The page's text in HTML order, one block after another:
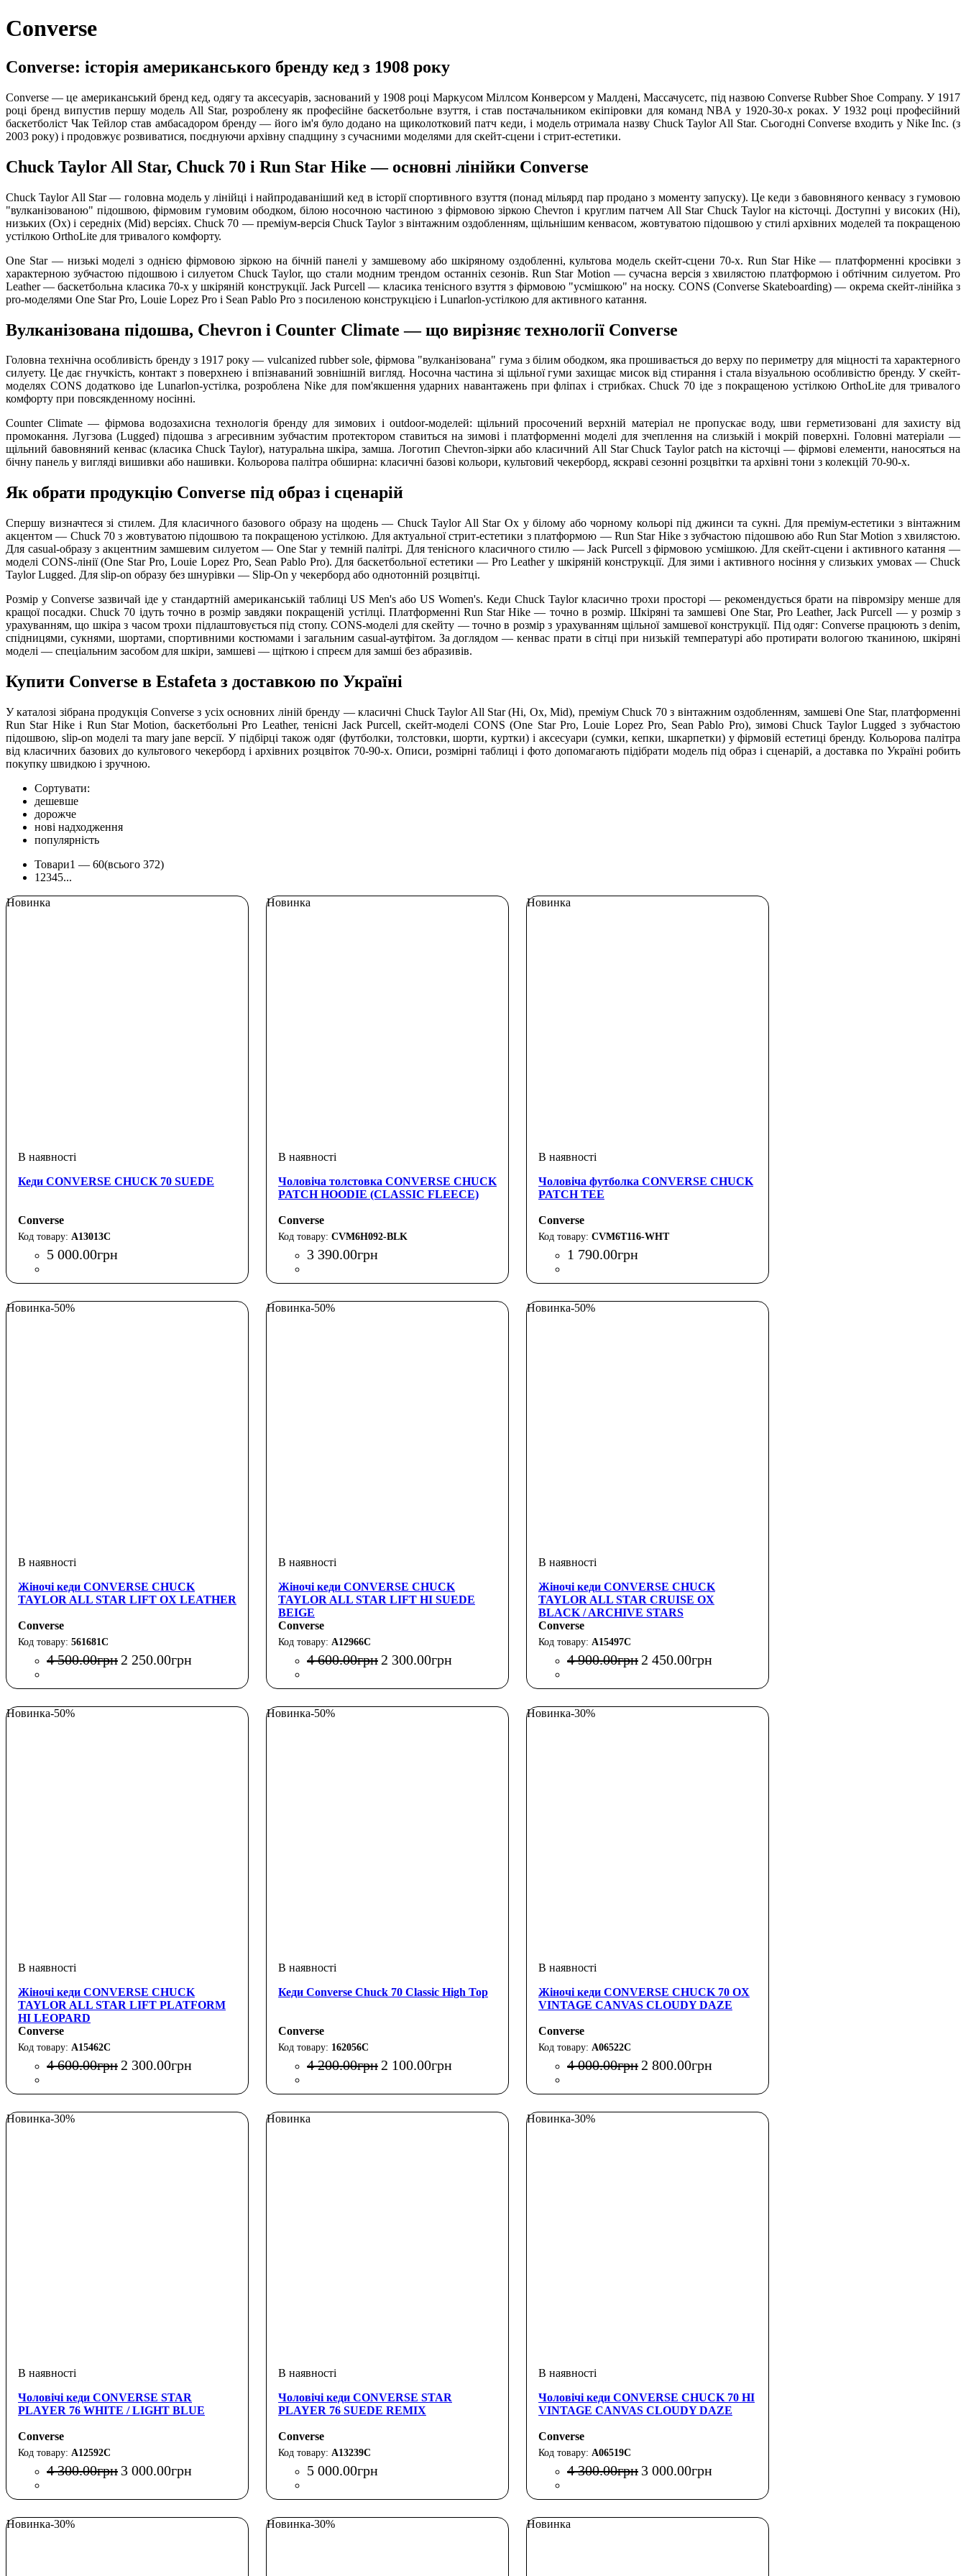
Converse
Converse: історія американського бренду кед з 1908 року
Converse — це американський бренд кед, одягу та аксесуарів, заснований у 1908 році Маркусом Міллсом Конверсом у Малдені, Массачусетс, під назвою Converse Rubber Shoe Company. У 1917
році бренд випустив першу модель All Star, розроблену як професійне баскетбольне взуття, і став постачальником екіпіровки для команд NBA у 1920-30-х роках. У 1932 році професійний
баскетболіст Чак Тейлор став амбасадором бренду — його ім'я було додано на щиколотковий патч кеди, і модель отримала назву Chuck Taylor All Star. Сьогодні Converse входить у Nike Inc. (з
2003 року) і продовжує розвиватися, поєднуючи архівну спадщину з сучасними моделями для скейт-сцени і стрит-естетики.
Chuck Taylor All Star, Chuck 70 і Run Star Hike — основні лінійки Converse
Chuck Taylor All Star — головна модель у лінійці і найпродаваніший кед в історії спортивного взуття (понад мільярд пар продано з моменту запуску). Це кеди з бавовняного кенвасу з гумовою
"вулканізованою" підошвою, фірмовим гумовим ободком, білою носочною частиною з фірмовою зіркою Chevron і круглим патчем All Star Chuck Taylor на кісточці. Доступні у високих (Hi),
низьких (Ox) і середніх (Mid) версіях. Chuck 70 — преміум-версія Chuck Taylor з вінтажним оздобленням, щільнішим кенвасом, жовтуватою підошвою у стилі архівних моделей та покращеною
устілкою OrthoLite для тривалого комфорту.
One Star — низькі моделі з однією фірмовою зіркою на бічній панелі у замшевому або шкіряному оздобленні, культова модель скейт-сцени 70-х. Run Star Hike — платформенні кросівки з
характерною зубчастою підошвою і силуетом Chuck Taylor, що стали модним трендом останніх сезонів. Run Star Motion — сучасна версія з хвилястою платформою і обтічним силуетом. Pro
Leather — баскетбольна класика 70-х у шкіряній конструкції. Jack Purcell — класика тенісного взуття з фірмовою "усмішкою" на носку. CONS (Converse Skateboarding) — окрема скейт-лінійка з
pro-моделями One Star Pro, Louie Lopez Pro і Sean Pablo Pro з посиленою конструкцією і Lunarlon-устілкою для активного катання.
Вулканізована підошва, Chevron і Counter Climate — що вирізняє технології Converse
Головна технічна особливість бренду з 1917 року — vulcanized rubber sole, фірмова "вулканізована" гума з білим ободком, яка прошивається до верху по периметру для міцності та характерного
силуету. Це дає гнучкість, контакт з поверхнею і впізнаваний зовнішній вигляд. Носочна частина зі щільної гуми захищає мисок від стирання і стала візуальною особливістю бренду. У скейт-
моделях CONS додатково іде Lunarlon-устілка, розроблена Nike для пом'якшення ударних навантажень при фліпах і стрибках. Chuck 70 іде з покращеною устілкою OrthoLite для тривалого
комфорту при повсякденному носінні.
Counter Climate — фірмова водозахисна технологія бренду для зимових і outdoor-моделей: щільний просочений верхній матеріал не пропускає воду, шви герметизовані для захисту від
промокання. Лугзова (Lugged) підошва з агресивним зубчастим протектором ставиться на зимові і платформенні моделі для зчеплення на слизькій і мокрій поверхні. Головні матеріали —
щільний бавовняний кенвас (класика Chuck Taylor), натуральна шкіра, замша. Логотип Chevron-зірки або класичний All Star Chuck Taylor patch на кісточці — фірмові елементи, наносяться на
бічну панель у вигляді вишивки або нашивки. Кольорова палітра обширна: класичні базові кольори, культовий чекерборд, яскраві сезонні розцвітки та архівні тони з колекцій 70-90-х.
Як обрати продукцію Converse під образ і сценарій
Спершу визначтеся зі стилем. Для класичного базового образу на щодень — Chuck Taylor All Star Ox у білому або чорному кольорі під джинси та сукні. Для преміум-естетики з вінтажним
акцентом — Chuck 70 з жовтуватою підошвою та покращеною устілкою. Для актуальної стрит-естетики з платформою — Run Star Hike з зубчастою підошвою або Run Star Motion з хвилястою.
Для casual-образу з акцентним замшевим силуетом — One Star у темній палітрі. Для тенісного класичного стилю — Jack Purcell з фірмовою усмішкою. Для скейт-сцени і активного катання —
моделі CONS-лінії (One Star Pro, Louie Lopez Pro, Sean Pablo Pro). Для баскетбольної естетики — Pro Leather у шкіряній конструкції. Для зими і активного носіння у слизьких умовах — Chuck
Taylor Lugged. Для slip-on образу без шнурівки — Slip-On у чекерборд або однотонній розцвітці.
Розмір у Converse зазвичай іде у стандартній американській таблиці US Men's або US Women's. Кеди Chuck Taylor класично трохи просторі — рекомендується брати на півромзіру менше для
кращої посадки. Chuck 70 ідуть точно в розмір завдяки покращеній устілці. Платформенні Run Star Hike — точно в розмір. Шкіряні та замшеві One Star, Pro Leather, Jack Purcell — у розмір з
урахуванням, що шкіра з часом трохи підлаштовується під стопу. CONS-моделі для скейту — точно в розмір з урахуванням щільної замшевої конструкції. Під одяг: Converse працюють з denim,
спідницями, сукнями, шортами, спортивними костюмами і загальним casual-аутфітом. За доглядом — кенвас прати в сітці при низькій температурі або протирати вологою тканиною, шкіряні
моделі — спеціальним засобом для шкіри, замшеві — щіткою і спреєм для замші без абразивів.
Купити Converse в Estafeta з доставкою по Україні
У каталозі зібрана продукція Converse з усіх основних ліній бренду — класичні Chuck Taylor All Star (Hi, Ox, Mid), преміум Chuck 70 з вінтажним оздобленням, замшеві One Star, платформенні
Run Star Hike і Run Star Motion, баскетбольні Pro Leather, тенісні Jack Purcell, скейт-моделі CONS (One Star Pro, Louie Lopez Pro, Sean Pablo Pro), зимові Chuck Taylor Lugged з зубчастою
підошвою, slip-on моделі та mary jane версії. У підбірці також одяг (футболки, толстовки, шорти, куртки) і аксесуари (сумки, кепки, шкарпетки) у фірмовій естетиці бренду. Кольорова палітра
від класичних базових до культового чекерборд і архівних розцвіток 70-90-х. Описи, розмірні таблиці і фото допомагають підібрати модель під образ і сценарій, а доставка по Україні робить
покупку швидкою і зручною.
Сортувати:
дешевше
дорожче
нові надходження
популярність
Товари1 — 60(всього 372)
1 2345...
Новинка
Кеди CONVERSE CHUCK 70 SUEDE
Converse
A13013C
5 000.00грн
Новинка
Чоловіча толстовка CONVERSE CHUCK
PATCH HOODIE (CLASSIC FLEECE)
Converse
CVM6H092-BLK
3 390.00грн
Новинка
Чоловіча футболка CONVERSE CHUCK
PATCH TEE
Converse
CVM6T116-WHT
1 790.00грн
Новинка-50%
Жіночі кеди CONVERSE CHUCK
TAYLOR ALL STAR LIFT OX LEATHER
Converse
561681C
4 500.00грн 2 250.00грн
Новинка-50%
Жіночі кеди CONVERSE CHUCK
TAYLOR ALL STAR LIFT HI SUEDE
BEIGE
Converse
A12966C
4 600.00грн 2 300.00грн
Новинка-50%
Жіночі кеди CONVERSE CHUCK
TAYLOR ALL STAR CRUISE OX
BLACK / ARCHIVE STARS
Converse
A15497C
4 900.00грн 2 450.00грн
Новинка-50%
Жіночі кеди CONVERSE CHUCK
TAYLOR ALL STAR LIFT PLATFORM
HI LEOPARD
Converse
A15462C
4 600.00грн 2 300.00грн
Новинка-50%
Кеди Converse Chuck 70 Classic High Top
Converse
162056C
4 200.00грн 2 100.00грн
Новинка-30%
Жіночі кеди CONVERSE CHUCK 70 OX
VINTAGE CANVAS CLOUDY DAZE
Converse
A06522C
4 000.00грн 2 800.00грн
Новинка-30%
Чоловічі кеди CONVERSE STAR
PLAYER 76 WHITE / LIGHT BLUE
Converse
A12592C
4 300.00грн 3 000.00грн
Новинка
Чоловічі кеди CONVERSE STAR
PLAYER 76 SUEDE REMIX
Converse
A13239C
5 000.00грн
Новинка-30%
Чоловічі кеди CONVERSE CHUCK 70 HI
VINTAGE CANVAS CLOUDY DAZE
Converse
A06519C
4 300.00грн 3 000.00грн
Новинка-30% Новинка-30% Новинка